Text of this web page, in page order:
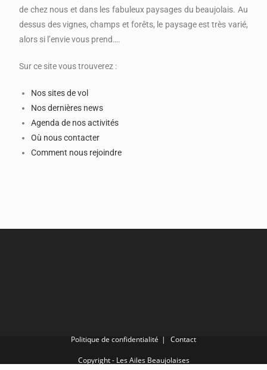
de chez nous et dans les fabuleux paysages du beaujolais. Au
dessus des vignes, champs et forêts, le paysage est très varié,
alors si l’envie vous prend….
Sur ce site vous trouverez :
Nos sites de vol
Nos dernières news
Agenda de nos activités
Où nous contacter
Comment nous rejoindre
Politique de confidentialité Contact
Copyright - Les Ailes Beaujolaises